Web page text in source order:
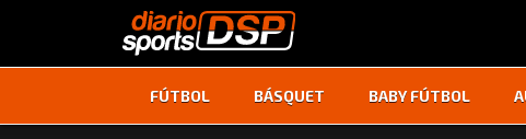
FÚTBOL BÁSQUET BABY FÚTBOL